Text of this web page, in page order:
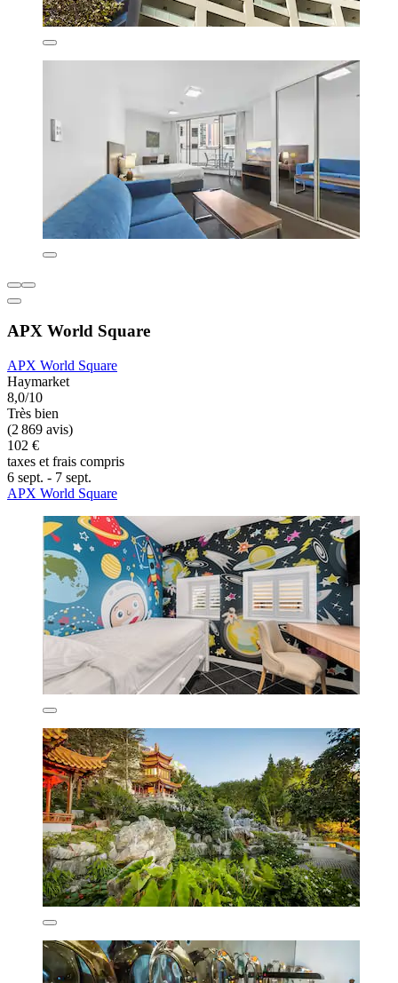
APX World Square
APX World Square
Haymarket
8,0/10
Très bien
(2 869 avis)
102 €
taxes et frais compris
6 sept. - 7 sept.
APX World Square